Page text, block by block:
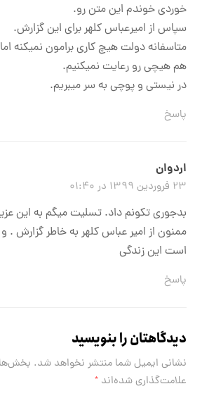
خوردی خوندم این متن رو.
سپاس از امیرعباس کلهر برای این گزارش.
متاسفانه دولت هیچ کاری برامون نمیکنه
هم هیچی رو رعایت نمیکنیم.
در نیستی و پوچی به سر میبریم.
پاسخ
اردوان
۲۳ فروردین ۱۳۹۹ در ۰۱:۴۰
بدجوری تکونم داد. تسلیت میگم به این
ممنون از امیر عباس کلهر به خاطر گزارش .
است این زندگی
پاسخ
دیدگاهتان را بنویسید
نشانی ایمیل شما منتشر نخواهد شد.
علامت‌گذاری شده‌اند*